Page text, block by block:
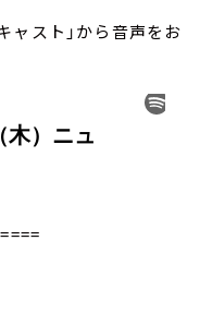
ャスト」から音声をお